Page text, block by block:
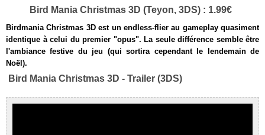
Bird Mania Christmas 3D (Teyon, 3DS) : 1.99€
Birdmania Christmas 3D est un endless-flier au gameplay quasiment
identique à celui du premier "opus". La seule différence semble être
l'ambiance festive du jeu (qui sortira cependant le lendemain de
Noël).
Bird Mania Christmas 3D - Trailer (3DS)